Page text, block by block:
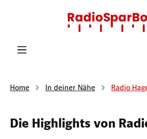
Zum Hauptinhalt springen
Home In deiner Nähe Radio
Die Highlights von